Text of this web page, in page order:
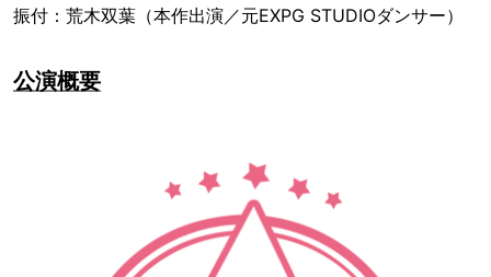
振付：荒木双葉（本作出演／元EXPG STUDIOダンサー）
公演概要